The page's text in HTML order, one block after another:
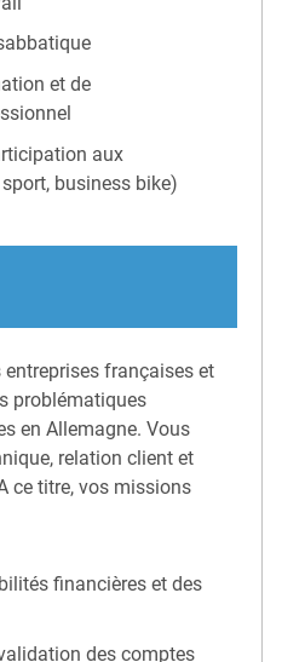
et de
aux
business bike)
françaises et
problématiques
en Allemagne. Vous
relation client et
ce titre, vos missions
financières et des
des comptes